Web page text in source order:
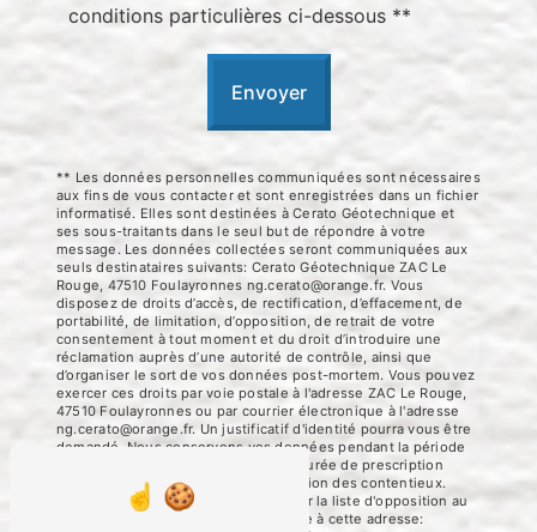
conditions particulières ci-dessous **
Envoyer
** Les données personnelles communiquées sont nécessaires
aux fins de vous contacter et sont enregistrées dans un fichier
informatisé. Elles sont destinées à Cerato Géotechnique et
ses sous-traitants dans le seul but de répondre à votre
message. Les données collectées seront communiquées aux
seuls destinataires suivants: Cerato Géotechnique ZAC Le
Rouge, 47510 Foulayronnes ng.cerato@orange.fr. Vous
disposez de droits d’accès, de rectification, d’effacement, de
portabilité, de limitation, d’opposition, de retrait de votre
consentement à tout moment et du droit d’introduire une
réclamation auprès d’une autorité de contrôle, ainsi que
d’organiser le sort de vos données post-mortem. Vous pouvez
exercer ces droits par voie postale à l'adresse ZAC Le Rouge,
47510 Foulayronnes ou par courrier électronique à l'adresse
ng.cerato@orange.fr. Un justificatif d'identité pourra vous être
demandé. Nous conservons vos données pendant la période
de prise de contact puis pendant la durée de prescription
légale aux fins probatoires et de gestion des contentieux.
Vous avez le droit de vous inscrire sur la liste d'opposition au
démarchage téléphonique, disponible à cette adresse: